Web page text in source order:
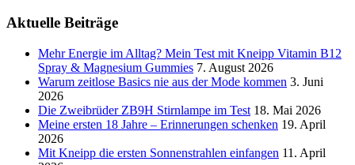
Aktuelle Beiträge
Mehr Energie im Alltag? Mein Test mit Kneipp Vitamin B12
Spray & Magnesium Gummies 7. August 2026
Warum zeitlose Basics nie aus der Mode kommen 3. Juni
2026
Die Zweibrüder ZB9H Stirnlampe im Test 18. Mai 2026
Meine ersten 18 Jahre – Erinnerungen schenken 19. April
2026
Mit Kneipp die ersten Sonnenstrahlen einfangen 11. April